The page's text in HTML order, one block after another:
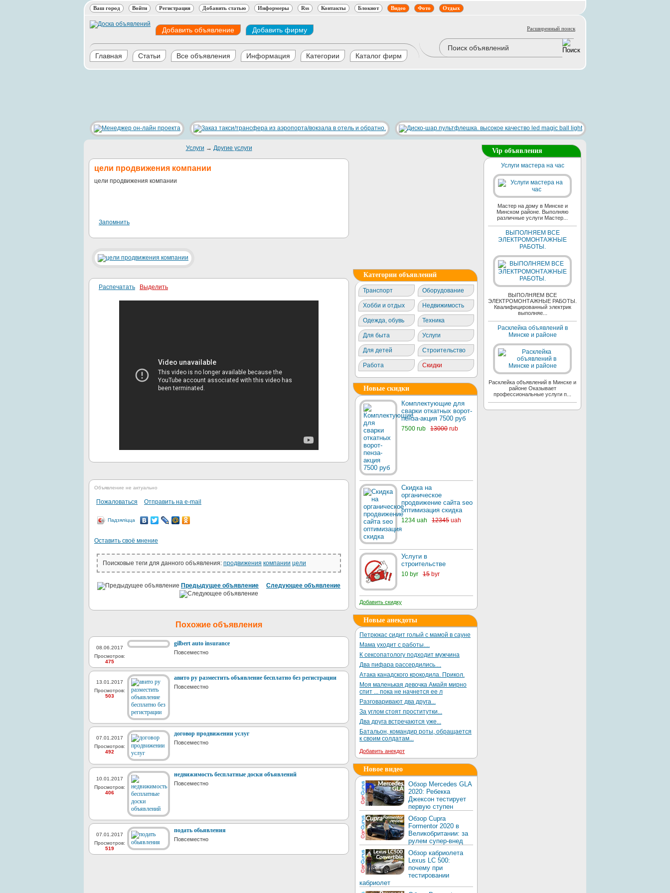
Ваш город Войти Регистрация Добавить статью Информеры Rss Контакты Блокнот Видео Фото Отдых
Добавить объявление Добавить фирму Расширенный поиск
Главная Статьи Все объявления Информация Категории Каталог фирм
Услуги → Другие услуги
цели продвижения компании
цели продвижения компании
Запомнить
Распечатать Выделить
Объявление не актуально
Пожаловаться Отправить на e-mail
Падзяліцца
Оставить своё мнение
Поисковые теги для данного объявления: продвижения компании цели
Предыдущее объявление Следующее объявление
Похожие объявления
08.06.2017
Просмотров:
475
gilbert auto insurance
Повсеместно
13.01.2017
Просмотров:
503
авито ру разместить объявление бесплатно без регистрации
Повсеместно
07.01.2017
Просмотров:
492
договор продвижении услуг
Повсеместно
10.01.2017
Просмотров:
406
недвижимость бесплатные доски объявлений
Повсеместно
07.01.2017
Просмотров:
519
подать обьявления
Повсеместно
Категории объявлений
Транспорт Оборудование
Хобби и отдых Недвижимость
Одежда, обувь Техника
Для быта Услуги
Для детей Строительство
Работа Скидки
Новые скидки
Комплектующие для
сварки откатных ворот-
пенза-акция 7500 руб
7500 rub 13000 rub
Скидка на
органическое
продвижение сайта seo
оптимизация скидка
1234 uah 12345 uah
Услуги в
строительстве
10 byr 15 byr
Добавить скидку
Новые анекдоты
Петрюкас сидит голый с мамой в сауне
Мама уходит с работы....
К сексопатологу подходит мужчина
Два пифара рассердились....
Атака канадского крокодила. Прикол.
Моя маленькая девочка Амайя мирно
спит ... пока не начнется ее л
Разговаривают два друга...
За углом стоят проститутки...
Два друга встречаются уже...
Батальон, командир роты, обращается
к своим солдатам...
Добавить анекдот
Новое видео
Обзор Mercedes GLA
2020: Ребекка
Джексон тестирует
первую ступен
Обзор Cupra
Formentor 2020 в
Великобритании: за
рулем супер-внед
Обзор кабриолета
Lexus LC 500:
почему при
тестировании
кабриолет
Vip объявления
Услуги мастера на час
Мастер на дому в Минске и
Минском районе. Выполняю
различные услуги Мастер...
ВЫПОЛНЯЕМ ВСЕ
ЭЛЕКТРОМОНТАЖНЫЕ
РАБОТЫ.
ВЫПОЛНЯЕМ ВСЕ
ЭЛЕКТРОМОНТАЖНЫЕ РАБОТЫ.
Квалифицированный электрик
выполняе...
Расклейка объявлений в
Минске и районе
Расклейка объявлений в Минске и
районе Оказывает
профессиональные услуги п...